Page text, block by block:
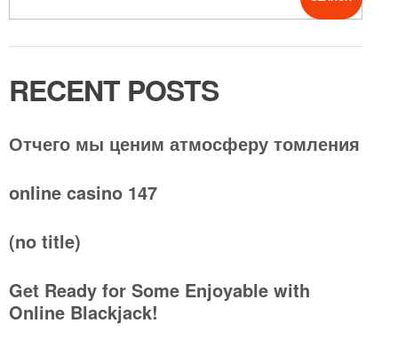
RECENT POSTS
Отчего мы ценим атмосферу томления
online casino 147
(no title)
Get Ready for Some Enjoyable with
Online Blackjack!